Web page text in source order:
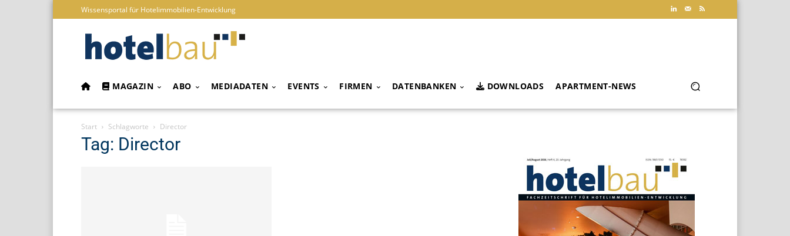
Wissensportal für Hotelimmobilien-Entwicklung
MAGAZIN ABO MEDIADATEN EVENTS FIRMEN DATENBANKEN DOWNLOADS APARTMENT-NEWS
Start Schlagworte Director
Tag: Director